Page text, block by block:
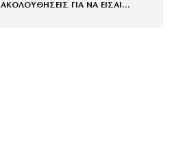
ΑΚΟΛΟΥΘΗΣΕΙΣ ΓΙΑ ΝΑ ΕΙΣΑΙ